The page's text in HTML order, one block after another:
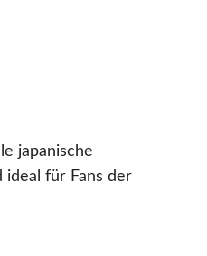
japanische
ideal für Fans der